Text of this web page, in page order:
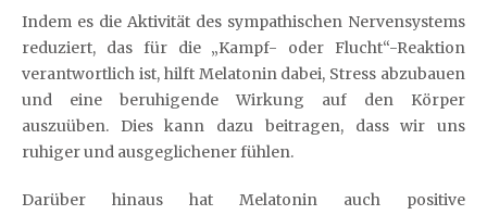
Indem es die Aktivität des sympathischen Nervensystems
reduziert, das für die „Kampf- oder Flucht“-Reaktion
verantwortlich ist, hilft Melatonin dabei, Stress abzubauen
und eine beruhigende Wirkung auf den Körper
auszuüben. Dies kann dazu beitragen, dass wir uns
ruhiger und ausgeglichener fühlen.
Darüber hinaus hat Melatonin auch positive